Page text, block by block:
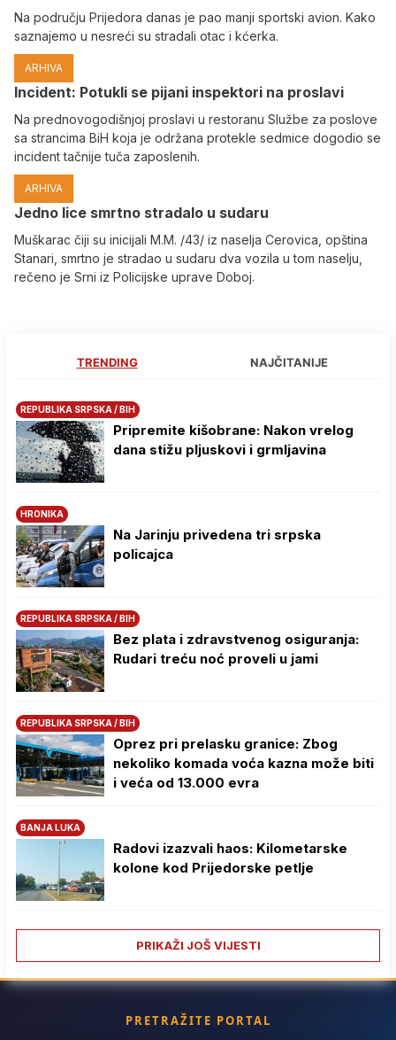
Na području Prijedora danas je pao manji sportski avion. Kako
saznajemo u nesreći su stradali otac i kćerka.
ARHIVA
Incident: Potukli se pijani inspektori na proslavi
Na prednovogodišnjoj proslavi u restoranu Službe za poslove
sa strancima BiH koja je održana protekle sedmice dogodio se
incident tačnije tuča zaposlenih.
ARHIVA
Јedno lice smrtno stradalo u sudaru
Muškarac čiji su inicijali M.M. /43/ iz naselja Cerovica, opština
Stanari, smrtno je stradao u sudaru dva vozila u tom naselju,
rečeno je Srni iz Policijske uprave Doboj.
TRENDING NAJČITANIJE
REPUBLIKA SRPSKA / BIH
Pripremite kišobrane: Nakon vrelog
dana stižu pljuskovi i grmljavina
HRONIKA
Na Јarinju privedena tri srpska
policajca
REPUBLIKA SRPSKA / BIH
Bez plata i zdravstvenog osiguranja:
Rudari treću noć proveli u jami
REPUBLIKA SRPSKA / BIH
Oprez pri prelasku granice: Zbog
nekoliko komada voća kazna može biti
i veća od 13.000 evra
BANJA LUKA
Radovi izazvali haos: Kilometarske
kolone kod Prijedorske petlje
PRIKAŽI JOŠ VIJESTI
PRETRAŽITE PORTAL